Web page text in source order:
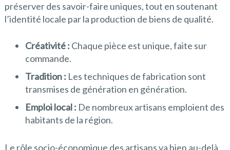
préserver des savoir-faire uniques, tout en soutenant
l’identité locale par la production de biens de qualité.
Créativité : Chaque pièce est unique, faite sur
commande.
Tradition : Les techniques de fabrication sont
transmises de génération en génération.
Emploi local : De nombreux artisans emploient des
habitants de la région.
Le rôle socio-économique des artisans va bien au-delà